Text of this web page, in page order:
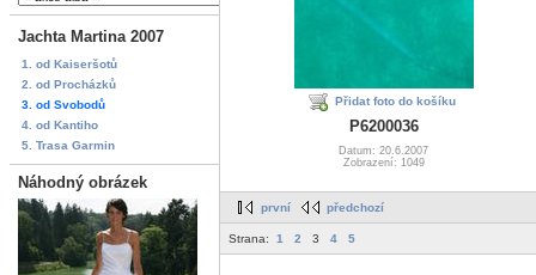
Jachta Martina 2007
1. od Kaiseršotů
2. od Procházků
3. od Svobodů
4. od Kantiho
5. Trasa Garmin
Náhodný obrázek
Přidat foto do košíku
P6200036
Datum: 20.6.2007
Zobrazení: 1049
první předchozí
Strana: 1 2 3 4 5